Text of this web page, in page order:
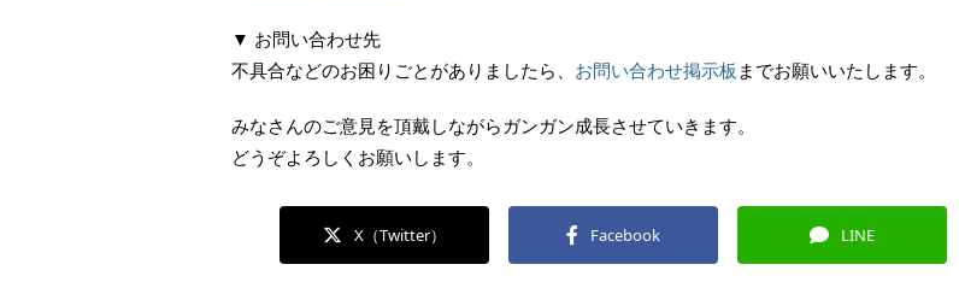
▼ お問い合わせ先
不具合などのお困りごとがありましたら、 お問い合わせ掲示板 までお願いいたします。
みなさんのご意見を頂戴しながらガンガン成長させていきます。
どうぞよろしくお願いします。
X（Twitter） Facebook LINE